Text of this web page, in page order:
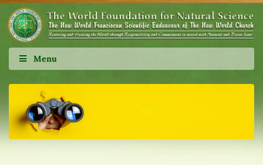
Menu